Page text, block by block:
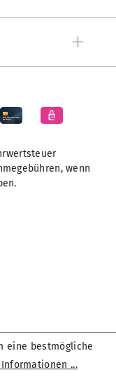
wenn
eine bestmögliche
...